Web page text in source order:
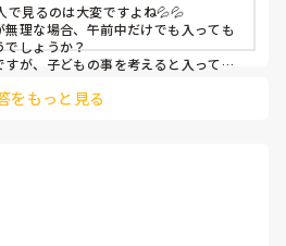
で見るのは大変ですよね💦💦
理な場合、午前中だけでも入っても
でしょうか？
が、子どもの事を考えると入っても
をもっと見る